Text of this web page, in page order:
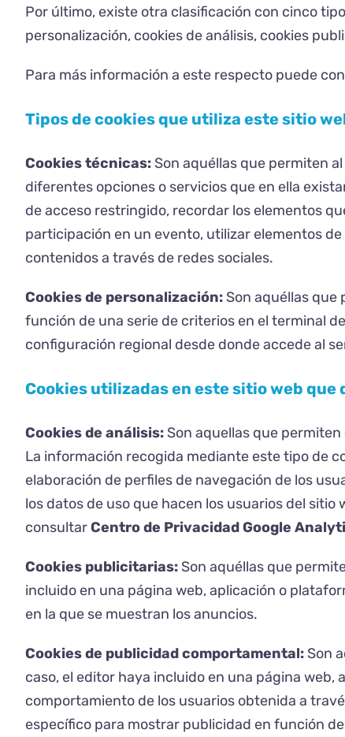
Por último, existe otra clasificación con cinco
personalización, cookies de análisis, cookies
Para más información a este respecto puede
Tipos de cookies que utiliza este sitio
Cookies técnicas:Son aquéllas que permiten
diferentes opciones o servicios que en ella
de acceso restringido, recordar los elementos
participación en un evento, utilizar elementos
contenidos a través de redes sociales.
Cookies de personalización:Son aquéllas que
función de una serie de criterios en el terminal
configuración regional desde donde accede al
Cookies utilizadas en este sitio web
Cookies de análisis:Son aquellas que permiten
La información recogida mediante este tipo de
elaboración de perfiles de navegación de los
los datos de uso que hacen los usuarios del
consultarCentro de Privacidad Google
Cookies publicitarias:Son aquéllas que
incluido en una página web, aplicación o
en la que se muestran los anuncios.
Cookies de publicidad comportamental:Son
caso, el editor haya incluido en una página
comportamiento de los usuarios obtenida a
específico para mostrar publicidad en función